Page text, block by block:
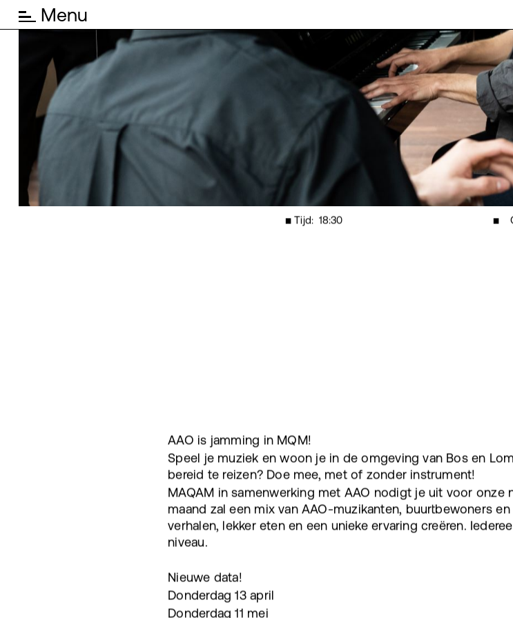
Menu
◾ Tijd: 18:30 ◾
AAO is jamming in MQM!
Speel je muziek en woon je in de omgeving van Bos en
bereid te reizen? Doe mee, met of zonder instrument!
MAQAM in samenwerking met AAO nodigt je uit voor onze
maand zal een mix van AAO-muzikanten, buurtbewoners
verhalen, lekker eten en een unieke ervaring creëren.
niveau.
Nieuwe data!
Donderdag 13 april
Donderdag 11 mei